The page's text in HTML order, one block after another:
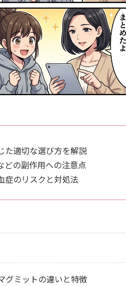
た適切な選び方を解説
どの副作用への注意点
症のリスクと対処法
グミットの違いと特徴